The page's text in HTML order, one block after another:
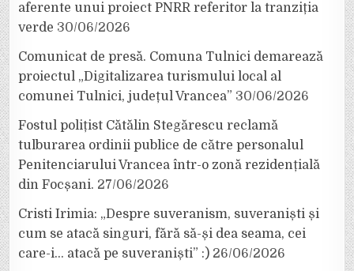
aferente unui proiect PNRR referitor la tranziția
verde 30/06/2026
Comunicat de presă. Comuna Tulnici demarează
proiectul „Digitalizarea turismului local al
comunei Tulnici, județul Vrancea” 30/06/2026
Fostul polițist Cătălin Stegărescu reclamă
tulburarea ordinii publice de către personalul
Penitenciarului Vrancea într-o zonă rezidențială
din Focșani. 27/06/2026
Cristi Irimia: „Despre suveranism, suveraniști și
cum se atacă singuri, fără să-și dea seama, cei
care-i… atacă pe suveraniști” :) 26/06/2026